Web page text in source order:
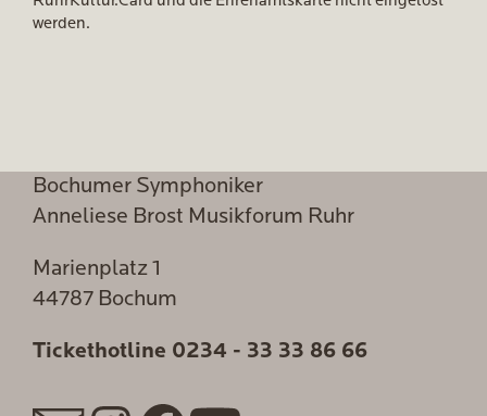
werden.
Bochumer Symphoniker
Anneliese Brost Musikforum Ruhr
Marienplatz 1
44787 Bochum
Tickethotline 0234 - 33 33 86 66